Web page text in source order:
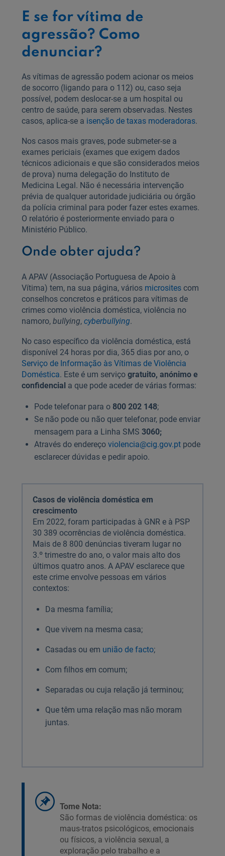
E se for vítima de
agressão? Como
denunciar?
As vítimas de agressão podem acionar os meios
de socorro (ligando para o 112) ou, caso seja
possível, podem deslocar-se a um hospital ou
centro de saúde, para serem observadas. Nestes
casos, aplica-se a isenção de taxas moderadoras.
Nos casos mais graves, pode submeter-se a
exames periciais (exames que exigem dados
técnicos adicionais e que são considerados meios
de prova) numa delegação do Instituto de
Medicina Legal. Não é necessária intervenção
prévia de qualquer autoridade judiciária ou órgão
da polícia criminal para poder fazer estes exames.
O relatório é posteriormente enviado para o
Ministério Público.
Onde obter ajuda?
A APAV (Associação Portuguesa de Apoio à
Vítima) tem, na sua página, vários micrositescom
conselhos concretos e práticos para vítimas de
crimes como violência doméstica, violência no
namoro, bullying, cyberbullying.
No caso específico da violência doméstica, está
disponível 24 horas por dia, 365 dias por ano, o
Serviço de Informação às Vítimas de Violência
Doméstica. Este é um serviço gratuito, anónimo e
confidenciala que pode aceder de várias formas:
Pode telefonar para o 800 202 148;
Se não pode ou não quer telefonar, pode enviar
mensagem para a Linha SMS 3060;
Através do endereço violencia@cig.gov.ptpode
esclarecer dúvidas e pedir apoio.
Casos de violência doméstica em
crescimento
Em 2022, foram participadas à GNR e à PSP
30 389 ocorrências de violência doméstica.
Mais de 8 800 denúncias tiveram lugar no
3.º trimestre do ano, o valor mais alto dos
últimos quatro anos. A APAV esclarece que
este crime envolve pessoas em vários
contextos:
Da mesma família;
Que vivem na mesma casa;
Casadas ou em união de facto;
Com filhos em comum;
Separadas ou cuja relação já terminou;
Que têm uma relação mas não moram
juntas.
Tome Nota:
São formas de violência doméstica: os
maus-tratos psicológicos, emocionais
ou físicos, a violência sexual, a
exploração pelo trabalho e a